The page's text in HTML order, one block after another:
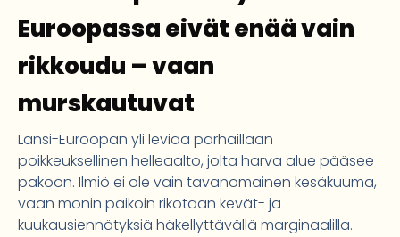
Euroopassa eivät enää vain
rikkoudu – vaan
murskautuvat
Länsi-Euroopan yli leviää parhaillaan
poikkeuksellinen helleaalto, jolta harva alue pääsee
pakoon. Ilmiö ei ole vain tavanomainen kesäkuuma,
vaan monin paikoin rikotaan kevät- ja
kuukausiennätyksiä häkellyttävällä marginaalilla.